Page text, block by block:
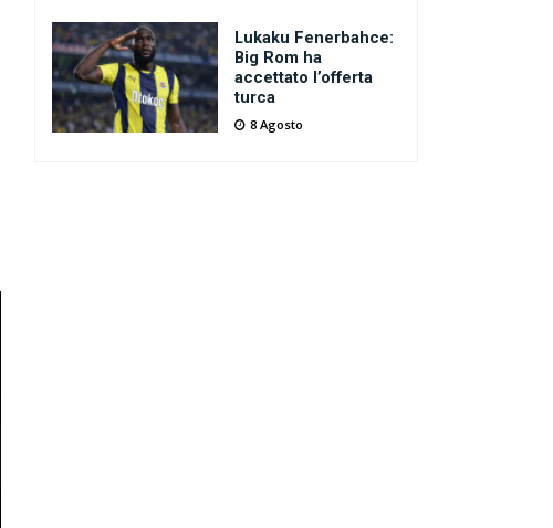
Lukaku Fenerbahce:
Big Rom ha
accettato l’offerta
turca
8 Agosto